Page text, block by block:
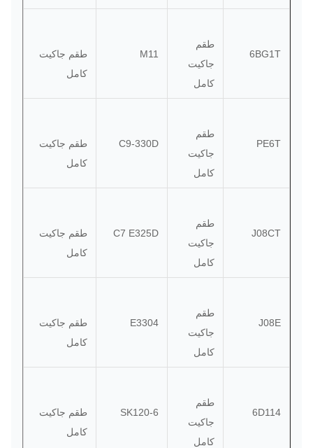
6BG1T
طقم
جاكيت
كامل
M11
طقم جاكيت
كامل
PE6T
طقم
جاكيت
كامل
C9-330D
طقم جاكيت
كامل
J08CT
طقم
جاكيت
كامل
C7 E325D
طقم جاكيت
كامل
J08E
طقم
جاكيت
كامل
E3304
طقم جاكيت
كامل
6D114
طقم
جاكيت
كامل
SK120-6
طقم جاكيت
كامل